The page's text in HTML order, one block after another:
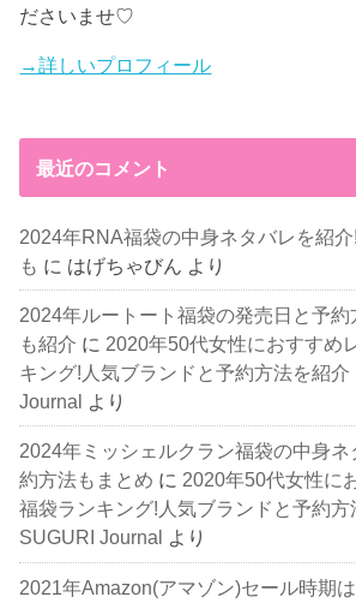
ださいませ♡
→詳しいプロフィール
最近のコメント
2024年RNA福袋の中身ネタバレを紹
も に はげちゃびん より
2024年ルートート福袋の発売日と予約
も紹介 に 2020年50代女性におすすめ
キング!人気ブランドと予約方法を紹介
Journal より
2024年ミッシェルクラン福袋の中身
約方法もまとめ に 2020年50代女性に
福袋ランキング!人気ブランドと予約方
SUGURI Journal
より
2021年Amazon(アマゾン)セール時期